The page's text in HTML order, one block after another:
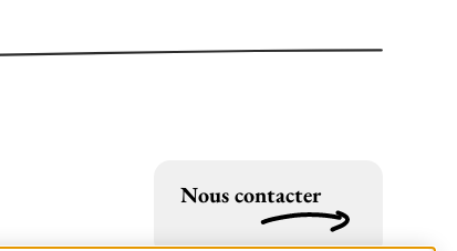
Nous contacter